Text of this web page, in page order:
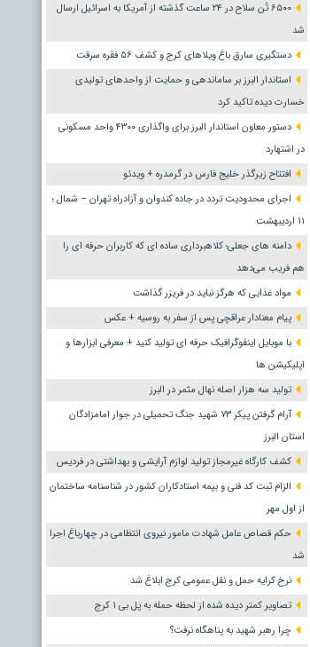
۶۵۰۰ تُن سلاح در ۲۴ ساعت گذشته از آمریکا به اسرائیل ارسال
شد
دستگیری سارق باغ ویلاهای کرج و کشف ۵۶ فقره سرقت
استاندار البرز بر ساماندهی و حمایت از واحدهای تولیدی
خسارت دیده تاکید کرد
دستور معاون استاندار البرز برای واگذاری ۴۳۰۰ واحد مسکونی
در اشتهارد
افتتاح زیرگذر خلیج فارس در گرمدره + ویدئو
اجرای محدودیت تردد در جاده کندوان و آزادراه تهران – شمال ؛
١١ اردیبهشت
دامنه های جعلی؛ کلاهبرداری ساده ای که کاربران حرفه ای را
هم فریب می‌دهد
مواد غذایی که هرگز نباید در فریزر گذاشت
پیام معنادار عراقچی پس از سفر به روسیه + عکس
با موبایل اینفوگرافیک حرفه ای تولید کنید + معرفی ابزارها و
اپلیکیشن ها
تولید سه هزار اصله نهال مثمر در البرز
آرام گرفتن پیکر ۷۳ شهید جنگ تحمیلی در جوار امامزادگان
استان البرز
کشف کارگاه غیرمجاز تولید لوازم آرایشی و بهداشتی در فردیس
الزام ثبت کد فنی و بیمه استادکاران کشور در شناسنامه ساختمان
از اول مهر
حکم قصاص عامل شهادت مامور نیروی انتظامی در چهارباغ اجرا
شد
نرخ کرایه حمل و نقل عمومی کرج ابلاغ شد
تصاویر کمتر دیده شده از لحظه حمله به پل بی ۱ کرج
چرا رهبر شهید به پناهگاه نرفت؟